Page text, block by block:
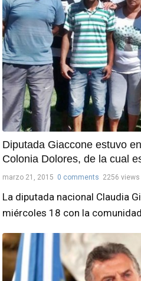
Diputada Giaccone estuvo
Colonia Dolores, de la cual
marzo 21, 2015 0 comments 2256 views
La diputada nacional Claudia
miércoles 18 con la